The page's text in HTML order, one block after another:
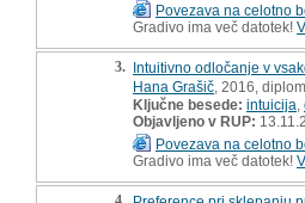
Povezava na celotno
Gradivo ima več datotek!
3. Intuitivno odločanje v
Hana Grašič , 2016,
Ključne besede: intuicija
Objavljeno v RUP:
Povezava na celotno
Gradivo ima več datotek!